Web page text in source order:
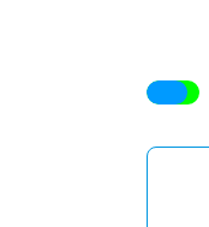
話題